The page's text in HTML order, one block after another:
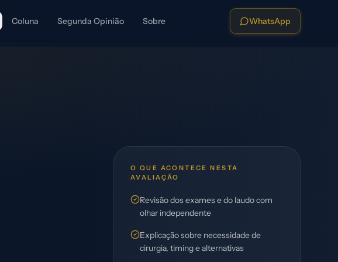
Coluna Segunda Opinião Sobre WhatsApp
O QUE ACONTECE NESTA
AVALIAÇÃO
Revisão dos exames e do laudo com
olhar independente
Explicação sobre necessidade de
cirurgia, timing e alternativas